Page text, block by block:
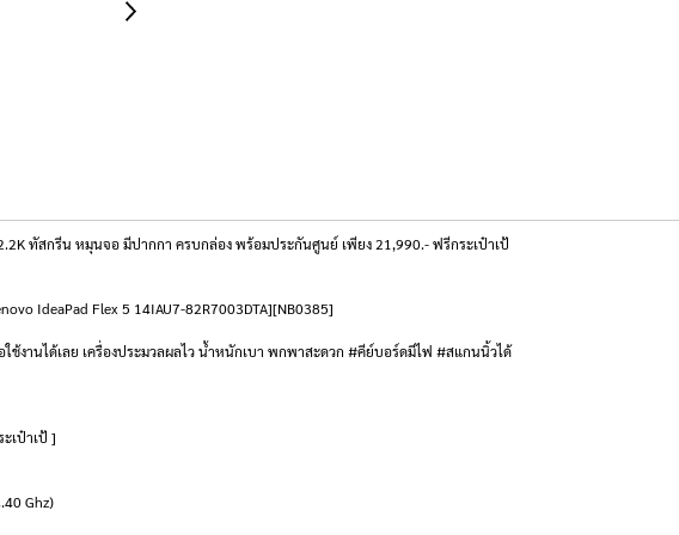
ทัสกรีน หมุนจอ มีปากกา ครบกล่อง พร้อมประกันศูนย์ เพียง 21,990.- ฟรีกระเป๋าเป้
IdeaPad Flex 5 14IAU7-82R7003DTA][NB0385]
งานได้เลย เครื่องประมวลผลไว น้ำหนักเบา พกพาสะดวก #คีย์บอร์ดมีไฟ #สแกนนิ้วได้
เป๋าเป้ ]
Ghz)